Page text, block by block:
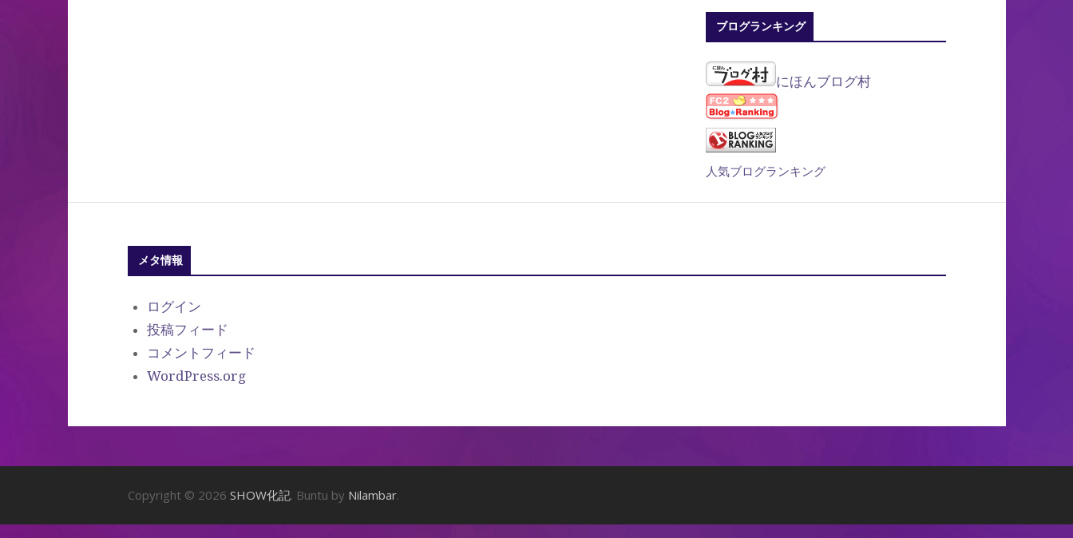
ブログランキング
にほんブログ村
人気ブログランキング
メタ情報
ログイン
投稿フィード
コメントフィード
WordPress.org
Copyright © 2026 SHOW化記. Buntu by Nilambar.